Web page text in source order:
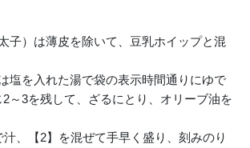
子）は薄皮を除いて、豆乳ホイップと混
塩を入れた湯で袋の表示時間通りにゆで
～3を残して、ざるにとり、オリーブ油を
汁、【2】を混ぜて手早く盛り、刻みのり